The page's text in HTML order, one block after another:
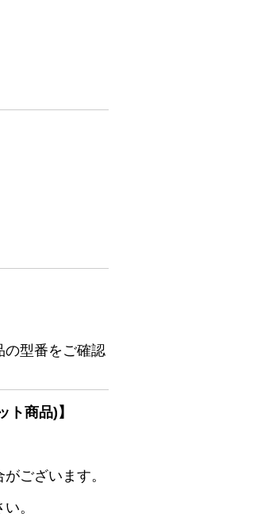
の型番をご確認
ト商品)】
ございます。
。